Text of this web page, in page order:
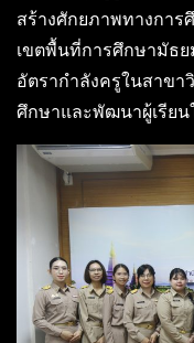
สร้างศักยภาพทางการ
เขตพื้นที่การศึกษามัธย
อัตรากำลังครูในสาข
ศึกษาและพัฒนาผู้เรีย